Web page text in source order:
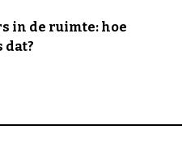
in de ruimte: hoe
dat?